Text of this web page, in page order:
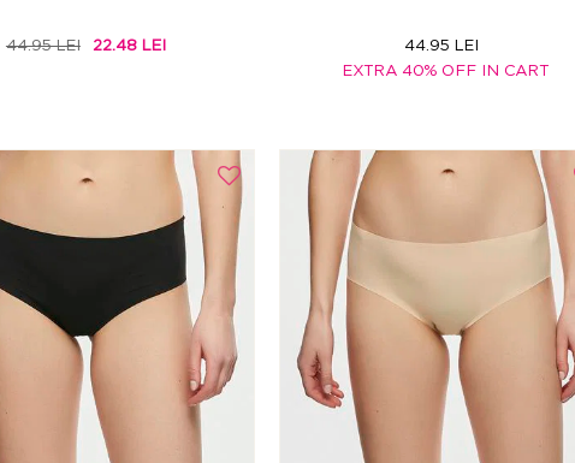
44.95 LEI 22.48 LEI
44.95 LEI
EXTRA 40% OFF IN CART